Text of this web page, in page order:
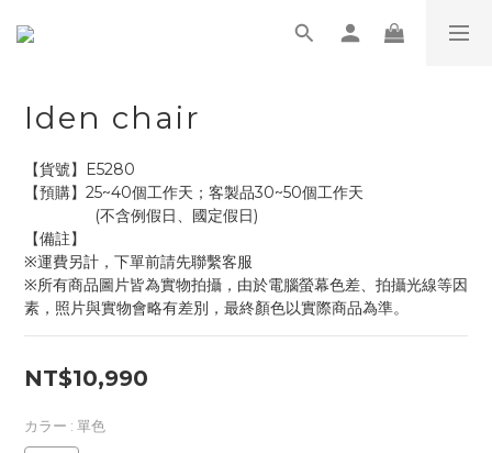
Iden chair
【貨號】E5280
【預購】25~40個工作天；客製品30~50個工作天
                (不含例假日、國定假日)
【備註】
※運費另計，下單前請先聯繫客服
※所有商品圖片皆為實物拍攝，由於電腦螢幕色差、拍攝光線等因
素，照片與實物會略有差別，最終顏色以實際商品為準。
NT$10,990
カラー : 單色